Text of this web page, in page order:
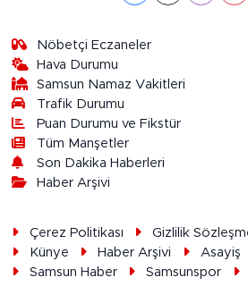
Nöbetçi Eczaneler
Hava Durumu
Samsun Namaz Vakitleri
Trafik Durumu
Puan Durumu ve Fikstür
Tüm Manşetler
Son Dakika Haberleri
Haber Arşivi
Çerez Politikası Gizlilik
Künye
Haber Arşivi Asayiş
Samsun Haber
Samsunspor